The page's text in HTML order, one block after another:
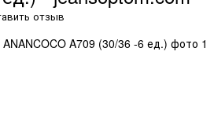
отзыв